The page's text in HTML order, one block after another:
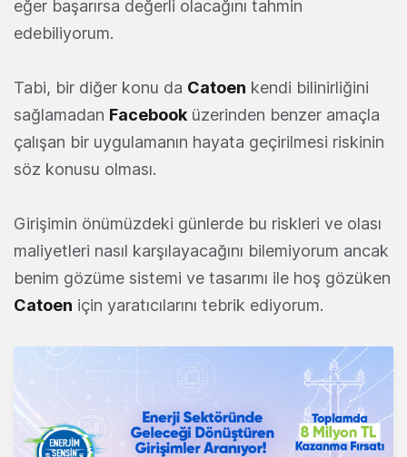
eğer başarırsa değerli olacağını tahmin
edebiliyorum.
Tabi, bir diğer konu da Catoen kendi bilinirliğini
sağlamadan Facebook üzerinden benzer amaçla
çalışan bir uygulamanın hayata geçirilmesi riskinin
söz konusu olması.
Girişimin önümüzdeki günlerde bu riskleri ve olası
maliyetleri nasıl karşılayacağını bilemiyorum ancak
benim gözüme sistemi ve tasarımı ile hoş gözüken
Catoen için yaratıcılarını tebrik ediyorum.